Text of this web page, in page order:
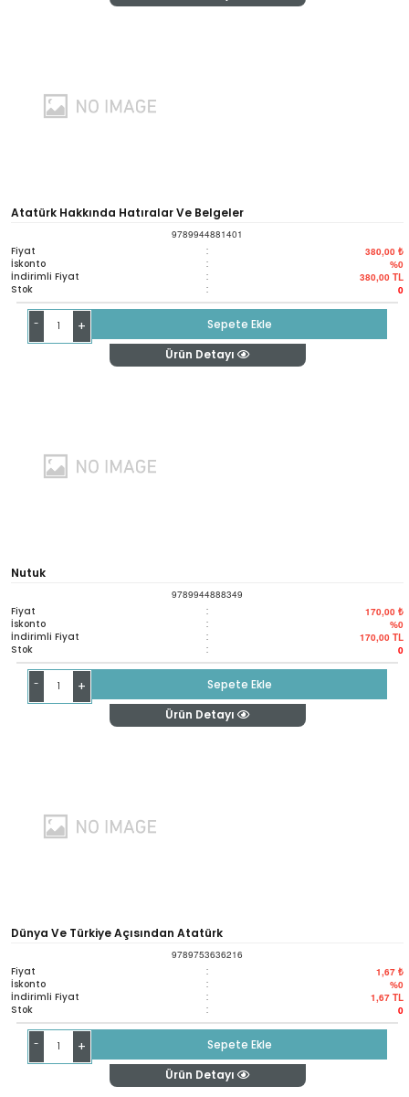
Atatürk Hakkında Hatıralar Ve Belgeler
9789944881401
Fiyat : 380,00 ₺
İskonto : %0
İndirimli Fiyat : 380,00 TL
Stok : 0
- +
Sepete Ekle
Ürün Detayı
Nutuk
9789944888349
Fiyat : 170,00 ₺
İskonto : %0
İndirimli Fiyat : 170,00 TL
Stok : 0
- +
Sepete Ekle
Ürün Detayı
Dünya Ve Türkiye Açısından Atatürk
9789753636216
Fiyat : 1,67 ₺
İskonto : %0
İndirimli Fiyat : 1,67 TL
Stok : 0
- +
Sepete Ekle
Ürün Detayı